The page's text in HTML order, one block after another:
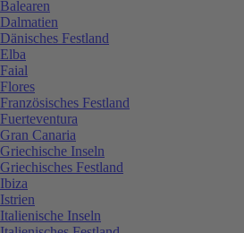
Balearen
Dalmatien
Dänisches Festland
Elba
Faial
Flores
Französisches Festland
Fuerteventura
Gran Canaria
Griechische Inseln
Griechisches Festland
Ibiza
Istrien
Italienische Inseln